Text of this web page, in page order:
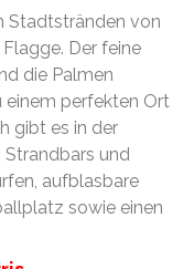
Stadtstränden von
Der feine
die Palmen
einem perfekten Ort
gibt es in der
Strandbars und
aufblasbare
sowie einen